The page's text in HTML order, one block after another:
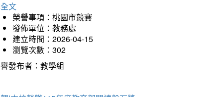
文
榮譽事項：桃園市競賽
發佈單位：教務處
建立時間：2026-04-15
瀏覽次數：302
發布者：教學組